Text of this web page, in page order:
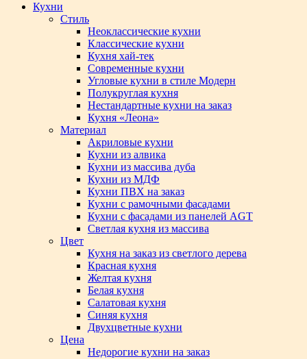
Кухни
Стиль
Неоклассические кухни
Классические кухни
Кухня хай-тек
Современные кухни
Угловые кухни в стиле Модерн
Полукруглая кухня
Нестандартные кухни на заказ
Кухня «Леона»
Материал
Акриловые кухни
Кухни из алвика
Кухни из массива дуба
Кухни из МДФ
Кухни ПВХ на заказ
Кухни с рамочными фасадами
Кухни с фасадами из панелей AGT
Светлая кухня из массива
Цвет
Кухня на заказ из светлого дерева
Красная кухня
Желтая кухня
Белая кухня
Салатовая кухня
Синяя кухня
Двухцветные кухни
Цена
Недорогие кухни на заказ